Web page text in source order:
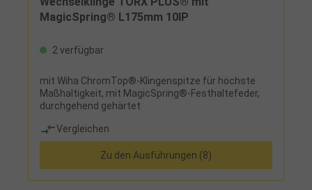
MagicSpring® L175mm 10IP
2 verfügbar
mit Wiha ChromTop®-Klingenspitze für höchste
Maßhaltigkeit, mit MagicSpring®-Festhaltefeder,
durchgehend gehärtet
Vergleichen
Zu den Ausführungen (8)